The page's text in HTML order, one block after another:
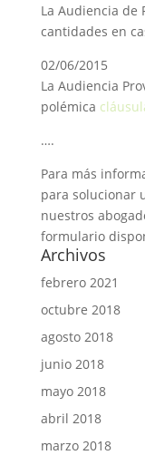
La Audiencia de
cantidades en
02/06/2015
La Audiencia
polémica
….
Para más
para solucionar
nuestros
formulario
Archivos
febrero 2021
octubre 2018
agosto 2018
junio 2018
mayo 2018
abril 2018
marzo 2018